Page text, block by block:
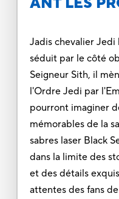
Jadis chevalier
séduit par le côté
Seigneur Sith, il
l'Ordre Jedi par
pourront imaginer
mémorables de la
sabres laser Black
dans la limite des
et des détails
attentes des fans